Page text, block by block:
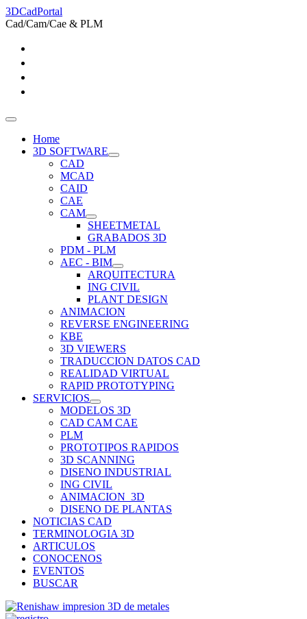
3DCadPortal
Cad/Cam/Cae & PLM
Home
3D SOFTWARE
CAD
MCAD
CAID
CAE
CAM
SHEETMETAL
GRABADOS 3D
PDM - PLM
AEC - BIM
ARQUITECTURA
ING CIVIL
PLANT DESIGN
ANIMACION
REVERSE ENGINEERING
KBE
3D VIEWERS
TRADUCCION DATOS CAD
REALIDAD VIRTUAL
RAPID PROTOTYPING
SERVICIOS
MODELOS 3D
CAD CAM CAE
PLM
PROTOTIPOS RAPIDOS
3D SCANNING
DISENO INDUSTRIAL
ING CIVIL
ANIMACION_3D
DISENO DE PLANTAS
NOTICIAS CAD
TERMINOLOGIA 3D
ARTICULOS
CONOCENOS
EVENTOS
BUSCAR